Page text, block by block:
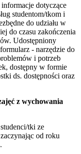
informacje dotyczące
studentom/tkom i
do udziału w
do czasu zakończenia
Udostępniony
- narzędzie do
i potrzeb
dostępny w formie
ds. dostępności oraz
z wychowania
tki ze
od roku